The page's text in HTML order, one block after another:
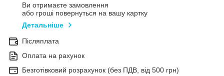
Ви отримаєте замовлення
або гроші повернуться на вашу картку
Детальніше
Післяплата
Оплата на рахунок
Безготівковий розрахунок (без ПДВ, від 500 грн)